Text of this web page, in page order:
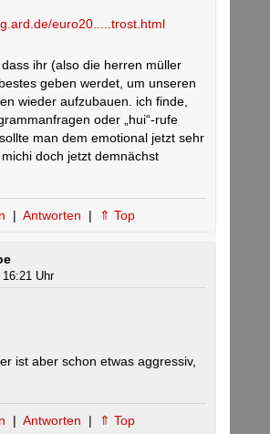
euro20.....trost.html
ihr (also die herren müller
geben werdet, um unseren
wieder aufzubauen. ich finde,
oder „hui“-rufe
man dem emotional jetzt sehr
doch jetzt demnächst
| Antworten | ⇑ Top
Uhr
ist aber schon etwas aggressiv,
| Antworten | ⇑ Top